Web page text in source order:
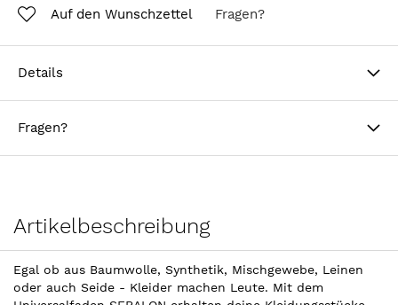
Auf den Wunschzettel Fragen?
Details
Fragen?
Artikelbeschreibung
Egal ob aus Baumwolle, Synthetik, Mischgewebe, Leinen
oder auch Seide - Kleider machen Leute. Mit dem